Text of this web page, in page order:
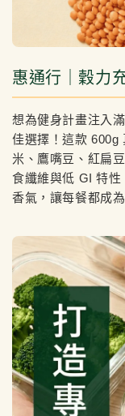
惠通行｜穀力
想為健身計畫注入
佳選擇！這款 600g
米、鷹嘴豆、紅扁
食纖維與低 GI 特
香氣，讓每餐都成